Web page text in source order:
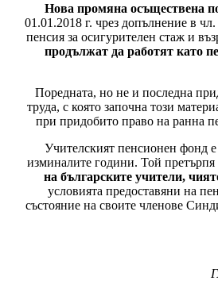
Нова промяна осъществена
01.01.2018 г. чрез допълнение в
пенсия за осигурителен стаж и
продължат да работят като
Поредната, но не и последна
труда, с която започна този
при придобито право на ранна
Учителският пенсионен фонд е
изминалите години. Той
на българските учители,
условията предоставяни на
състояние на своите членове